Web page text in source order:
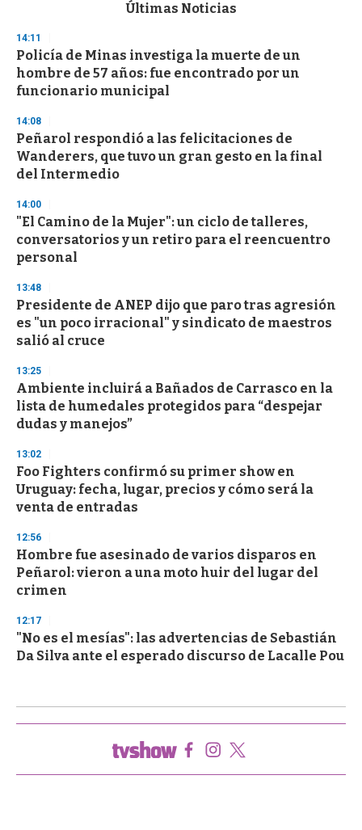
d
s
o
f
3
s
e
c
o
n
Últimas Noticias
14:11
Policía de Minas investiga la muerte de un
hombre de 57 años: fue encontrado por un
funcionario municipal
14:08
Peñarol respondió a las felicitaciones de
Wanderers, que tuvo un gran gesto en la final
del Intermedio
14:00
"El Camino de la Mujer": un ciclo de talleres,
conversatorios y un retiro para el reencuentro
personal
13:48
Presidente de ANEP dijo que paro tras agresión
es "un poco irracional" y sindicato de maestros
salió al cruce
13:25
Ambiente incluirá a Bañados de Carrasco en la
lista de humedales protegidos para “despejar
dudas y manejos”
13:02
Foo Fighters confirmó su primer show en
Uruguay: fecha, lugar, precios y cómo será la
venta de entradas
12:56
Hombre fue asesinado de varios disparos en
Peñarol: vieron a una moto huir del lugar del
crimen
12:17
"No es el mesías": las advertencias de Sebastián
Da Silva ante el esperado discurso de Lacalle Pou